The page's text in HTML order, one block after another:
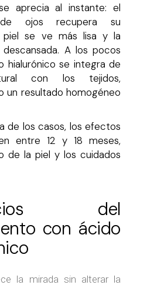
aprecia al instante: el
ojos recupera su
piel se ve más lisa y la
A los pocos
hialurónico se integra de
con los tejidos,
un resultado homogéneo
de los casos, los efectos
entre 12 y 18 meses,
de la piel y los cuidados
del
con ácido
la mirada sin alterar la